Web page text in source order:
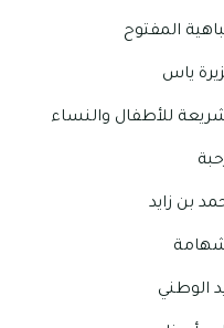
المفتوح
ياس
للأطفال والنساء
بن زايد
الوطني